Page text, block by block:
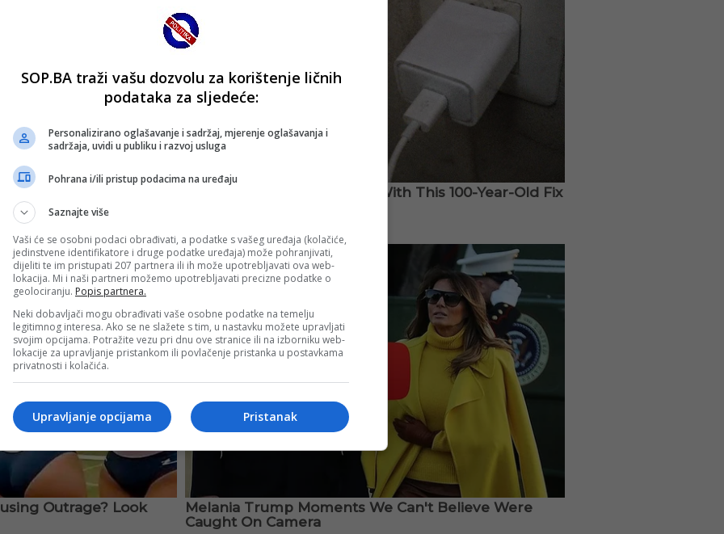
SOP.BA traži vašu dozvolu za korištenje ličnih
podataka za sljedeće:
Personalizirano oglašavanje i sadržaj, mjerenje oglašavanja i
sadržaja, uvidi u publiku i razvoj usluga
Pohrana i/ili pristup podacima na uređaju
Saznajte više
Vaši će se osobni podaci obrađivati, a podatke s vašeg uređaja (kolačiće,
jedinstvene identifikatore i druge podatke uređaja) može pohranjivati,
dijeliti te im pristupati 207 partnera ili ih može upotrebljavati ova web-
lokacija. Mi i naši partneri možemo upotrebljavati precizne podatke o
geolociranju. Popis partnera.
Neki dobavljači mogu obrađivati vaše osobne podatke na temelju
legitimnog interesa. Ako se ne slažete s tim, u nastavku možete upravljati
svojim opcijama. Potražite vezu pri dnu ove stranice ili na izborniku web-
lokacije za upravljanje pristankom ili povlačenje pristanka u postavkama
privatnosti i kolačića.
Pristanak
Upravljanje opcijama